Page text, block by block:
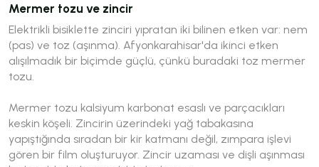
Mermer tozu ve zincir
Elektrikli bisiklette zinciri yıpratan iki bilinen etken var: nem
(pas) ve toz (aşınma). Afyonkarahisar'da ikinci etken
alışılmadık bir biçimde güçlü, çünkü buradaki toz mermer
tozu.
Mermer tozu kalsiyum karbonat esaslı ve parçacıkları
keskin köşeli. Zincirin üzerindeki yağ tabakasına
yapıştığında sıradan bir kir katmanı değil, zımpara işlevi
gören bir film oluşturuyor. Zincir uzaması ve dişli aşınması